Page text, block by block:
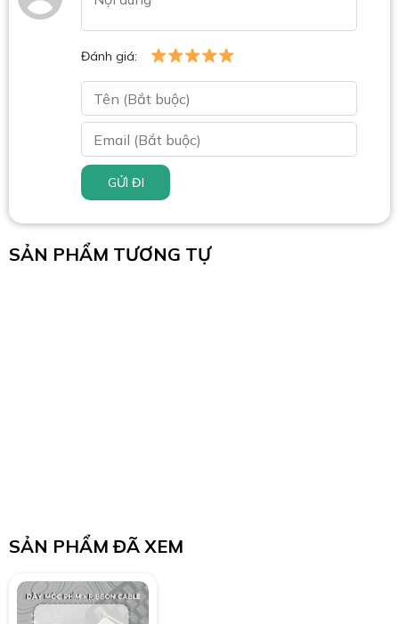
Đánh giá:
GỬI ĐI
SẢN PHẨM TƯƠNG TỰ
SẢN PHẨM ĐÃ XEM